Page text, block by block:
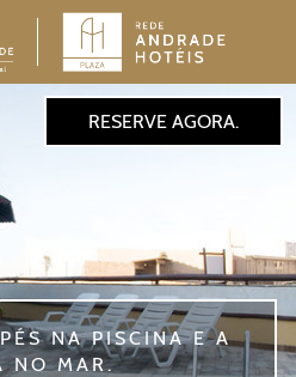
RESERVE AGORA.
FAÇA TRÊS PEDIDOS:
VOLTAR E VOLTAR.